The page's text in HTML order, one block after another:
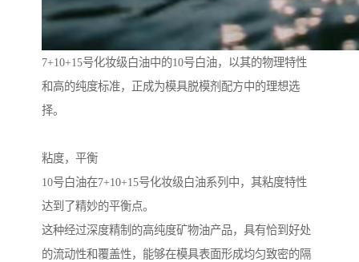
7+10+15号化妆级白油中的10号白油，以其的物理特性
和高的纯度标准，正成为模具脱模剂配方中的理想选
择。
粘度，平衡
10号白油在7+10+15号化妆级白油系列中，其粘度特性
达到了精妙的平衡点。
这种经过深度精制的高纯度矿物油产品，具有恰到好处
的流动性和覆盖性，能够在模具表面形成均匀致密的隔